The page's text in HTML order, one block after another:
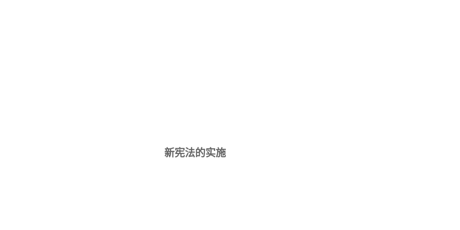
新宪法的实施